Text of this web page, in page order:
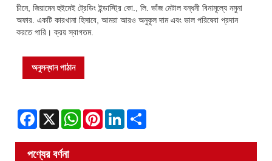
চীনে, জিয়ামেন হুইমেই ট্রেডিং ইন্ডাস্ট্রি কো., লি. ভাঁজ মেটাল বন্ধনী বিনামূল্যে নমুনা
অফার. একটি কারখানা হিসাবে, আমরা আরও অনুকূল দাম এবং ভাল পরিষেবা প্রদান
করতে পারি। ক্রয় স্বাগতম.
অনুসন্ধান পাঠান
Facebook
X WhatsAppPinterestLinkedIn
পণ্যের বর্ণনা